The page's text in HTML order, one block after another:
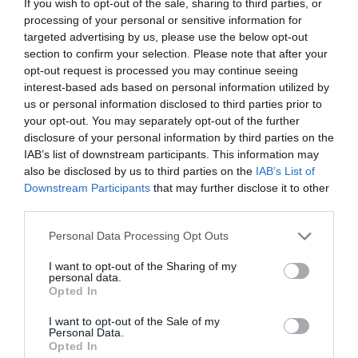
If you wish to opt-out of the sale, sharing to third parties, or
processing of your personal or sensitive information for
targeted advertising by us, please use the below opt-out
section to confirm your selection. Please note that after your
opt-out request is processed you may continue seeing
interest-based ads based on personal information utilized by
us or personal information disclosed to third parties prior to
your opt-out. You may separately opt-out of the further
disclosure of your personal information by third parties on the
IAB’s list of downstream participants. This information may
also be disclosed by us to third parties on the IAB’s List of
Downstream Participants that may further disclose it to other
Please note that this website/app uses one or more Google
not limited to your visit or usage behaviour. You may click to
grant or deny consent to Google and its third-party tags to
use your data for below specified purposes in below Google
consent section.
Personal Data Processing Opt Outs
I want to opt-out of the Sharing of my
personal data.
Opted In
I want to opt-out of the Sale of my
Personal Data.
Opted In
ΡΟΗ ΕΙΔΗΣΕΩΝ
«Πυρά» Καρυστιανού κατά ΜΜΕ: «1.000
στελέχη της ΝΔ έφυγαν για τον Σαμαρά
και ασχολούνται με ένα μέλος μας»
ΑΦΡΟΔΙΤΗ ΠΑΝΟΥ